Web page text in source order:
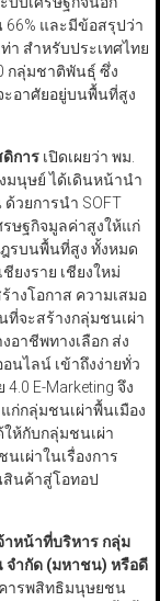
และมีข้อสรุปว่า
า สำหรับประเทศไทย
กลุ่มชาติพันธุ์ ซึ่ง
ะอาศัยอยู่บนพื้นที่สูง
การเปิดเผยว่า พม.
มนุษย์ ได้เดินหน้านำ
วยการนำ SOFT
ษฐกิจมูลค่าสูงให้แก่
ฎรบนพื้นที่สูง ทั้งหมด
ยงราย เชียงใหม่
างโอกาส ความเสมอ
จะสร้างกลุ่มชนเผ่า
อาชีพทางเลือก ส่ง
ไลน์ เข้าถึงง่ายทั่ว
E-Marketing จึง
ก่กลุ่มชนเผ่าพื้นเมือง
ให้กับกลุ่มชนเผ่า
เผ่าในเรื่องการ
สินค้าสู่โอทอป
าหน้าที่บริหาร กลุ่ม
จำกัด (มหาชน) หรือดี
ารพสิทธิมนุษยชน